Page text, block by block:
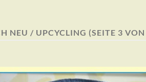
NEU / UPCYCLING (SEITE 3 VON